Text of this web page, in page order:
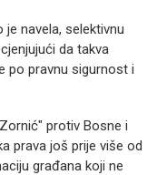
navela, selektivnu
da takva
po pravnu sigurnost i
protiv Bosne i
prava još prije više od
građana koji ne